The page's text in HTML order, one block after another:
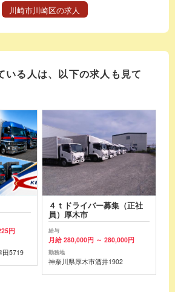
川崎市川崎区の求人
いる人は、以下の求人も見て
円
田5719
４ｔドライバー募集（正社
員）厚木市
給与
月給 280,000円 ～ 280,000円
勤務地
神奈川県厚木市酒井1902